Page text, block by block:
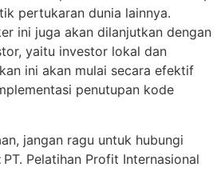
pertukaran dunia lainnya.
ini juga akan dilanjutkan dengan
yaitu investor lokal dan
ini akan mulai secara efektif
penutupan kode
jangan ragu untuk hubungi
PT. Pelatihan Profit Internasional